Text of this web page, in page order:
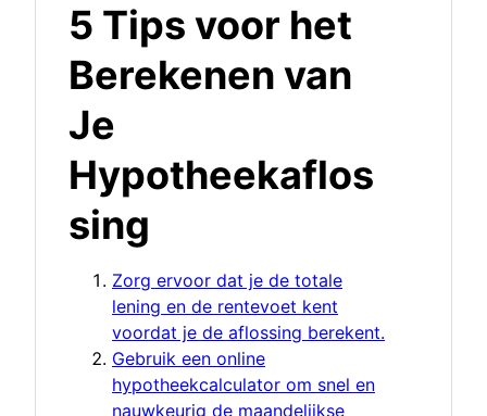
5 Tips voor het
Berekenen van
Je
Hypotheekaflos
sing
Zorg ervoor dat je de totale
lening en de rentevoet kent
voordat je de aflossing berekent.
Gebruik een online
hypotheekcalculator om snel en
nauwkeurig de maandelijkse